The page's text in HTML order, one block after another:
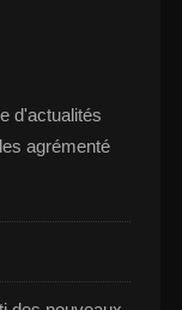
d'actualités
agrémenté